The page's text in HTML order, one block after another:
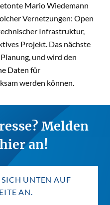
Mario Wiedemann
Vernetzungen: Open
Infrastruktur,
Projekt. Das nächste
und wird den
Daten für
werden können.
Melden
an!
UNTEN AUF
AN.